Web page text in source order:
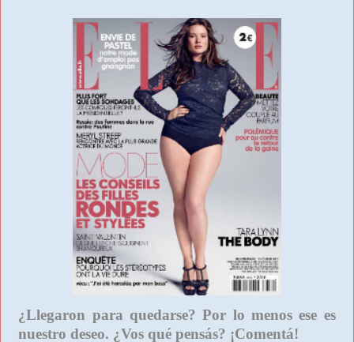
¿Llegaron para quedarse? Por lo menos ese es
nuestro deseo. ¿Vos qué pensás? ¡Comentá!